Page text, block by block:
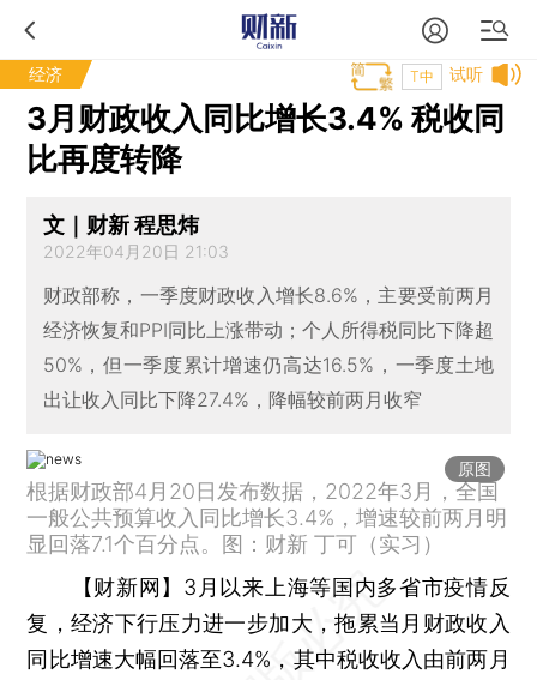
经济 试听
T中
3月财政收入同比增长3.4% 税收同
比再度转降
文｜财新 程思炜
2022年04月20日 21:03
财政部称，一季度财政收入增长8.6%，主要受前两月
经济恢复和PPI同比上涨带动；个人所得税同比下降超
50%，但一季度累计增速仍高达16.5%，一季度土地
出让收入同比下降27.4%，降幅较前两月收窄
原图
根据财政部4月20日发布数据，2022年3月，全国
一般公共预算收入同比增长3.4%，增速较前两月明
显回落7.1个百分点。图：财新 丁可（实习）
【财新网】 3月以来上海等国内多省市疫情反
复，经济下行压力进一步加大，拖累当月财政收入
同比增速大幅回落至3.4%，其中税收收入由前两月